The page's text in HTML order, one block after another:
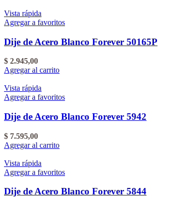
Vista rápida
Agregar a favoritos
Dije de Acero Blanco Forever 50165P
$ 2.945,00
Agregar al carrito
Vista rápida
Agregar a favoritos
Dije de Acero Blanco Forever 5942
$ 7.595,00
Agregar al carrito
Vista rápida
Agregar a favoritos
Dije de Acero Blanco Forever 5844